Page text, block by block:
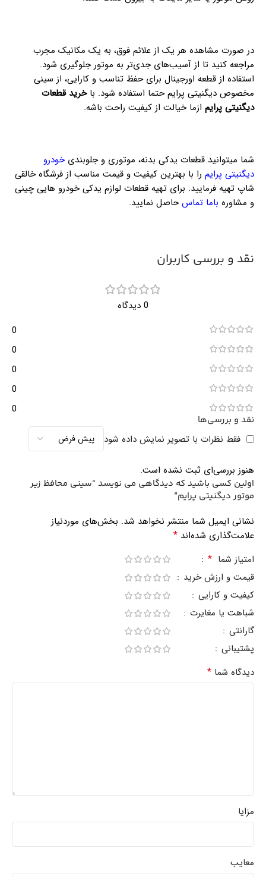
در صورت مشاهده هر یک از علائم فوق، به یک مکانیک مجرب
مراجعه کنید تا از آسیب‌های جدی‌تر به موتور جلوگیری شود.
استفاده از قطعه اورجینال برای حفظ تناسب و کارایی، از سینی
مخصوص دیگنیتی پرایم حتما استفاده شود. باخرید قطعات
دیگنیتی پرایم ازما خیالت از کیفیت راحت باشه.
شما میتوانید قطعات یدکی بدنه، موتوری و جلوبندیخودرو
دیگنیتی پرایم را با بهترین کیفیت و قیمت مناسب از فرشگاه خالقی
شاپ تهیه فرمایید. برای تهیه قطعات لوازم یدکی خودرو هایی چینی
و مشاوره باما تماس حاصل نمایید.
نقد و بررسی کاربران
0 دیدگاه
0
0
0
0
0
نقد و بررسی‌ها
فقط نظرات با تصویر نمایش داده شود
هنوز بررسی‌ای ثبت نشده است.
اولین کسی باشید که دیدگاهی می نویسد “سینی محافظ زیر
موتور دیگنیتی پرایم”
نشانی ایمیل شما منتشر نخواهد شد. بخش‌های موردنیاز
علامت‌گذاری شده‌اند *
امتیاز شما *
قیمت و ارزش خرید
کیفیت و کارایی
شباهت یا مغایرت
گارانتی
پشتیبانی
دیدگاه شما *
مزایا
معایب